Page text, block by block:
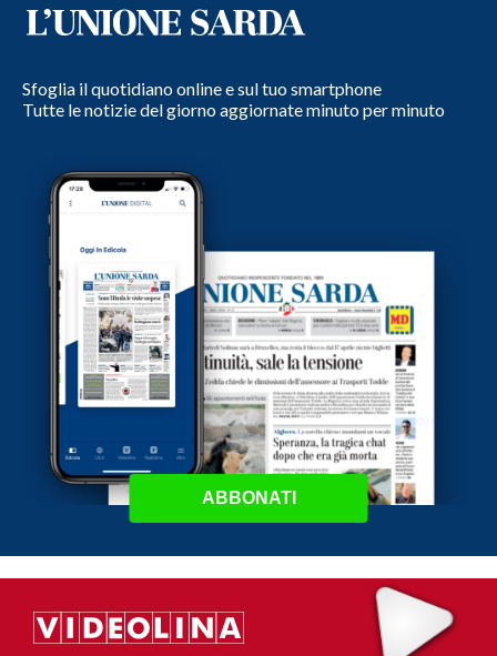
Sfoglia il quotidiano online e sul tuo smartphone
Tutte le notizie del giorno aggiornate minuto per minuto
ABBONATI